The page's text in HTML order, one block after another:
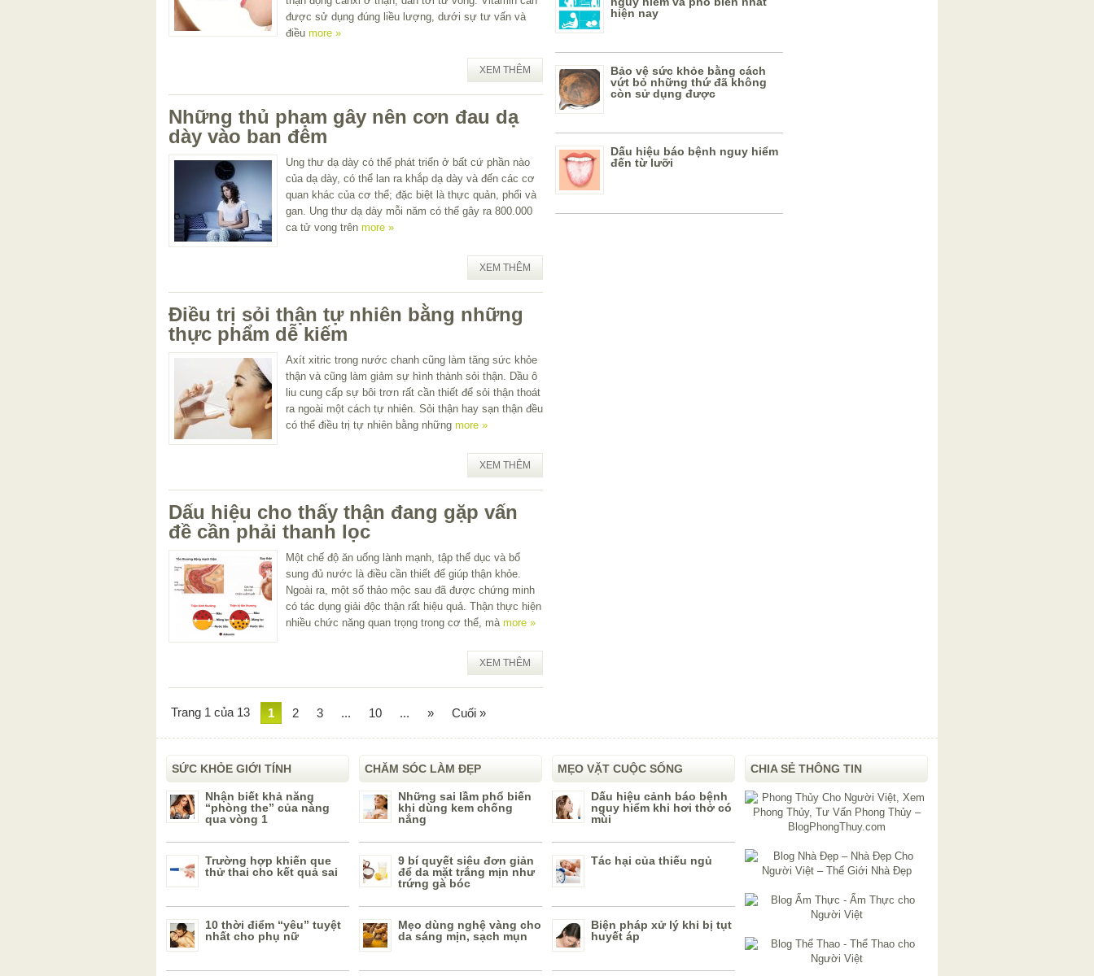
được sử dụng đúng liều lượng, dưới sự tư vấn và
điều more »
XEM THÊM
Những thủ phạm gây nên cơn đau dạ
dày vào ban đêm
Ung thư dạ dày có thể phát triển ở bất cứ phần nào
của dạ dày, có thể lan ra khắp dạ dày và đến các cơ
quan khác của cơ thể; đặc biệt là thực quản, phổi và
gan. Ung thư dạ dày mỗi năm có thể gây ra 800.000
ca tử vong trên more »
XEM THÊM
Điều trị sỏi thận tự nhiên bằng những
thực phẩm dễ kiếm
Axít xitric trong nước chanh cũng làm tăng sức khỏe
thận và cũng làm giảm sự hình thành sỏi thận. Dầu ô
liu cung cấp sự bôi trơn rất cần thiết để sỏi thận thoát
ra ngoài một cách tự nhiên. Sỏi thận hay sạn thận đều
có thể điều trị tự nhiên bằng những more »
XEM THÊM
Dấu hiệu cho thấy thận đang gặp vấn
đề cần phải thanh lọc
Một chế độ ăn uống lành mạnh, tập thể dục và bổ
sung đủ nước là điều cần thiết để giúp thận khỏe.
Ngoài ra, một số thảo mộc sau đã được chứng minh
có tác dụng giải độc thận rất hiệu quả. Thận thực hiện
nhiều chức năng quan trọng trong cơ thể, mà more »
XEM THÊM
Trang 1 của 13 1 2 3 ... 10 ... » Cuối »
hiện nay
Bảo vệ sức khỏe bằng cách
vứt bỏ những thứ đã không
còn sử dụng được
Dấu hiệu báo bệnh nguy hiểm
đến từ lưỡi
SỨC KHỎE GIỚI TÍNH
Nhận biết khả năng
“phòng the” của nàng
qua vòng 1
Trường hợp khiến que
thử thai cho kết quả sai
10 thời điểm “yêu” tuyệt
nhất cho phụ nữ
CHĂM SÓC LÀM ĐẸP
Những sai lầm phổ biến
khi dùng kem chống
nắng
9 bí quyết siêu đơn giản
để da mặt trắng mịn như
trứng gà bóc
Mẹo dùng nghệ vàng cho
da sáng mịn, sạch mụn
MẸO VẶT CUỘC SỐNG
Dấu hiệu cảnh báo bệnh
nguy hiểm khi hơi thở có
mùi
Tác hại của thiếu ngủ
Biện pháp xử lý khi bị tụt
huyết áp
CHIA SẺ THÔNG TIN